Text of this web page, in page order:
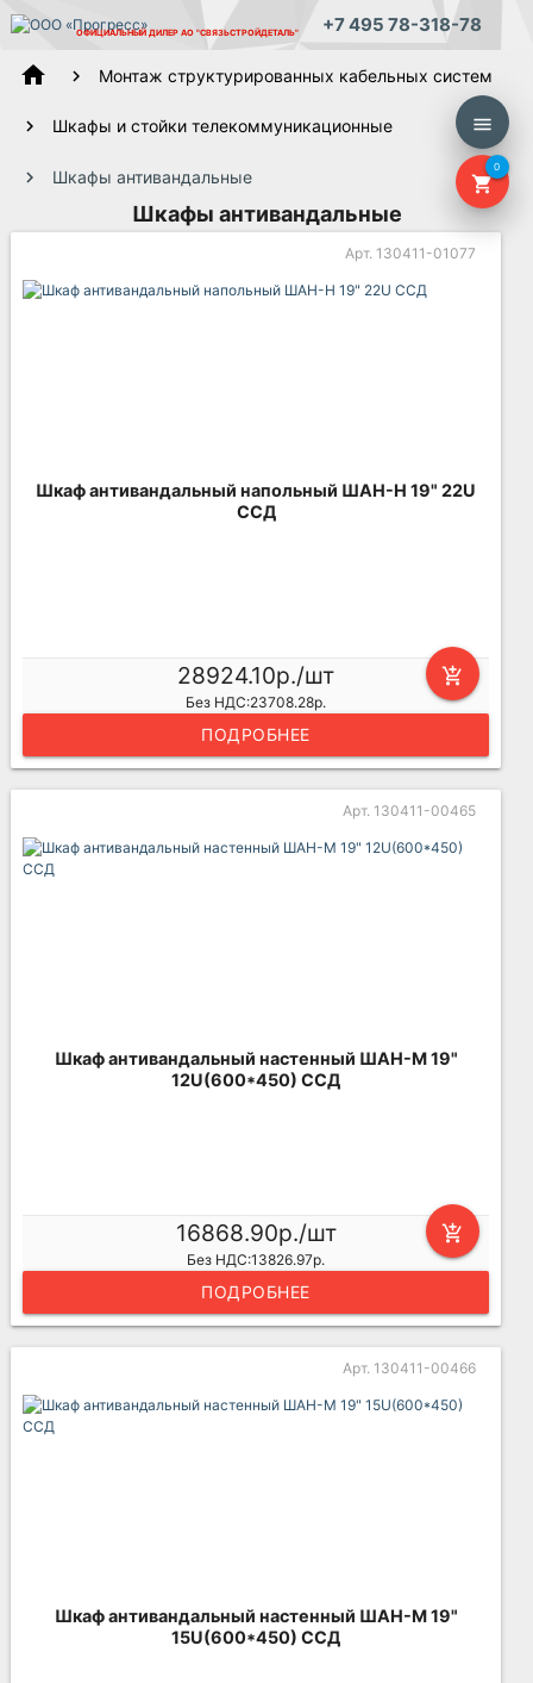
ОФИЦИАЛЬНЫЙ ДИЛЕР АО "СВЯЗЬСТРОЙДЕТАЛЬ" +7 495 78-318-78
menu
shopping_cart
0
home Монтаж структурированных кабельных систем
Шкафы и стойки телекоммуникационные
Шкафы антивандальные
Шкафы антивандальные
Арт. 130411-01077
Шкаф антивандальный напольный ШАН-Н 19" 22U
ССД
add_shopping_cart
28924.10р./шт
Без НДС:23708.28р.
ПОДРОБНЕЕ
Арт. 130411-00465
Шкаф антивандальный настенный ШАН-М 19"
12U(600*450) ССД
add_shopping_cart
16868.90р./шт
Без НДС:13826.97р.
ПОДРОБНЕЕ
Арт. 130411-00466
Шкаф антивандальный настенный ШАН-М 19"
15U(600*450) ССД